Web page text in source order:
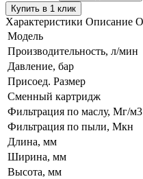
Купить в 1 клик
Характеристики Описание
Модель
Производительность, л/мин
Давление, бар
Присоед. Размер
Сменный картридж
Фильтрация по маслу, Мг/м3
Фильтрация по пыли, Мкн
Длина, мм
Ширина, мм
Высота, мм